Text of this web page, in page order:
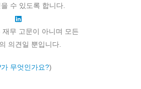
수 있도록 합니다.
재무 고문이 아니며 모든
의견일 뿐입니다.
무엇인가요?)